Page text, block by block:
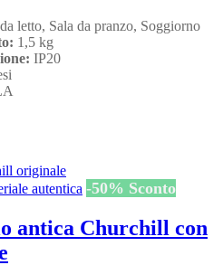
letto, Sala da pranzo, Soggiorno
1,5 kg
IP20
-50% Sconto
antica Churchill con